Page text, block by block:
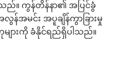
ည်။ ကွန်တိန်နာ၏ အပြင်ခွံ
န်အမင်း အပူချိန်ကွာခြားမှု
များကို ခံနိုင်ရည်ရှိပါသည်။